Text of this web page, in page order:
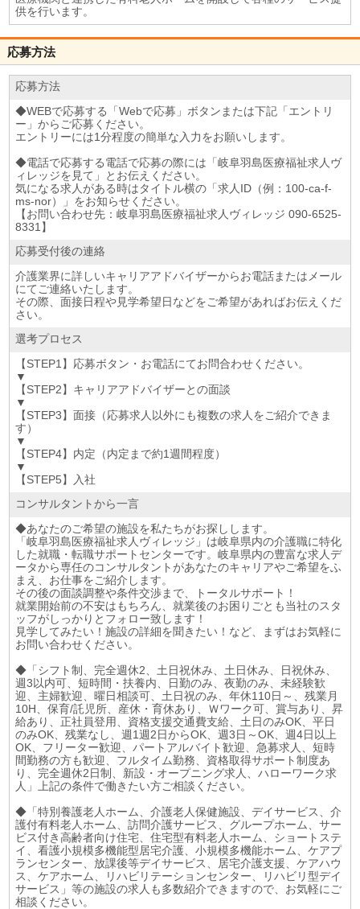
供を行います。
応募方法
応募方法
◆WEBで応募する「Webで応募」ボタンまたは下記「エントリ
ー」からご応募ください。
エントリーには1分程度の簡単な入力をお願いします。
◆電話で応募する電話で応募の際には「岐阜羽島医療福祉求人ヴ
ィレッジを見て」とお伝えください。
気になる求人がある時はタイトル横の「求人ID（例：100-ca-f-
ms-nor）」をお知らせください。
【お問い合わせ先：岐阜羽島医療福祉求人ヴィレッジ 090-6525-
8331】
応募受付後の連絡
介護業界に詳しいキャリアアドバイザーからお電話またはメール
にてご連絡いたします。
その際、面接日程や見学希望日などをご希望があればお伝えくだ
さい。
選考プロセス
【STEP1】応募ボタン・お電話にてお問合わせください。
▼
【STEP2】キャリアアドバイザーとの面談
▼
【STEP3】面接（応募求人以外にも複数の求人をご紹介できま
す）
▼
【STEP4】内定（内定まで約1週間程度）
▼
【STEP5】入社
コンサルタントから一言
◆あなたのご希望の施設を私たちがお探しします。
「岐阜羽島医療福祉求人ヴィレッジ」は岐阜県内の介護職に特化
した就職・転職サポートセンターです。岐阜県内の豊富な求人デ
ータから専任のコンサルタントがあなたのキャリアやご希望をふ
まえ、お仕事をご紹介します。
その後の面談調整や条件交渉まで、トータルサポート！
就業開始前の不安はもちろん、就業後のお困りごとも当社のスタ
ッフがしっかりとフォロー致します！
見学してみたい！施設の詳細を聞きたい！など、まずはお気軽に
お問い合わせください。
◆「シフト制、完全週休2、土日祝休み、土日休み、日祝休み、
週3以内可、短時間・扶養内、日勤のみ、夜勤のみ、未経験歓
迎、主婦歓迎、曜日相談可、土日祝のみ、年休110日～、残業月
10H、保育/託児所、産休・育休あり、Ｗワーク可、賞与あり、昇
給あり、正社員登用、資格支援交通費支給、土日のみOK、平日
のみOK、残業なし、週1週2日からOK、週3日～OK、週4日以上
OK、フリーター歓迎、パートアルバイト歓迎、急募求人、短時
間勤務の方も歓迎、フルタイム勤務、資格取得サポート制度あ
り、完全週休2日制、新設・オープニング求人、ハローワーク求
人」上記の条件で働きたい方ご相談ください。
◆「特別養護老人ホーム、介護老人保健施設、デイサービス、介
護付有料老人ホーム、訪問介護サービス、グループホーム、サー
ビス付き高齢者向け住宅、住宅型有料老人ホーム、ショートステ
イ、看護小規模多機能型居宅介護、小規模多機能ホーム、ケアプ
ランセンター、放課後等デイサービス、居宅介護支援、ケアハウ
ス、ケアホーム、リハビリテーションセンター、リハビリ型デイ
サービス」等の施設の求人も多数紹介できますので、お気軽にご
相談ください。